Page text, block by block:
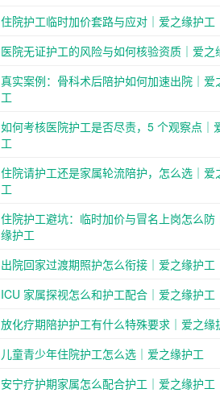
住院护工临时加价套路与应对｜爱之缘护工
医院无证护工的风险与如何核验资质｜爱之
真实案例：骨科术后陪护如何加速出院｜爱
工
如何考核医院护工是否尽责，5 个观察点｜
工
住院请护工还是家属轮流陪护，怎么选｜爱
工
住院护工避坑：临时加价与冒名上岗怎么防
缘护工
出院回家过渡期照护怎么衔接｜爱之缘护工
ICU 家属探视怎么和护工配合｜爱之缘护工
放化疗期陪护护工有什么特殊要求｜爱之缘
儿童青少年住院护工怎么选｜爱之缘护工
安宁疗护期家属怎么配合护工｜爱之缘护工